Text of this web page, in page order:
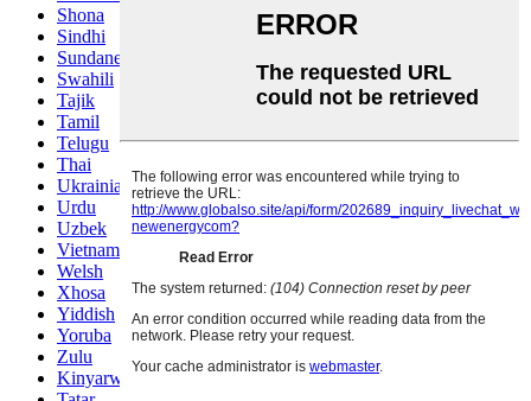
Shona
Sindhi
Sundanese
Swahili
Tajik
Tamil
Telugu
Thai
Ukrainian
Urdu
Uzbek
Vietnamese
Welsh
Xhosa
Yiddish
Yoruba
Zulu
Kinyarwanda